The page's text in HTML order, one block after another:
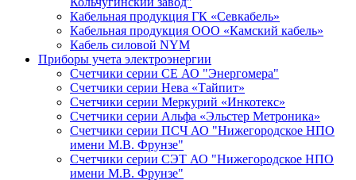
Кабельная продукция ГК «Севкабель»
Кабельная продукция ООО «Камский кабель»
Кабель силовой NYM
Приборы учета электроэнергии
Счетчики серии СЕ АО "Энергомера"
Счетчики серии Нева «Тайпит»
Счетчики серии Меркурий «Инкотекс»
Счетчики серии Альфа «Эльстер Метроника»
Счетчики серии ПСЧ АО "Нижегородское НПО
имени М.В. Фрунзе"
Счетчики серии СЭТ АО "Нижегородское НПО
имени М.В. Фрунзе"